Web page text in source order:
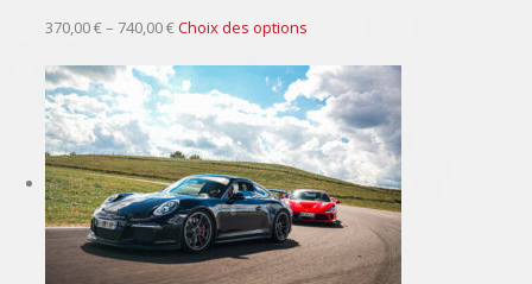
370,00 € – 740,00 €Choix des options